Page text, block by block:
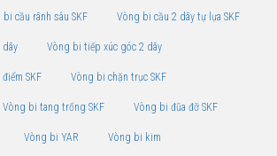
bi cầu rãnh sâu SKF Vòng bi cầu 2 dãy tự lựa SKF
Vòng bi tiếp xúc góc 2 dãy
SKF Vòng bi chặn trục SKF
Vòng bi tang trống SKF Vòng bi đũa đỡ SKF
Vòng bi YAR Vòng bi kim